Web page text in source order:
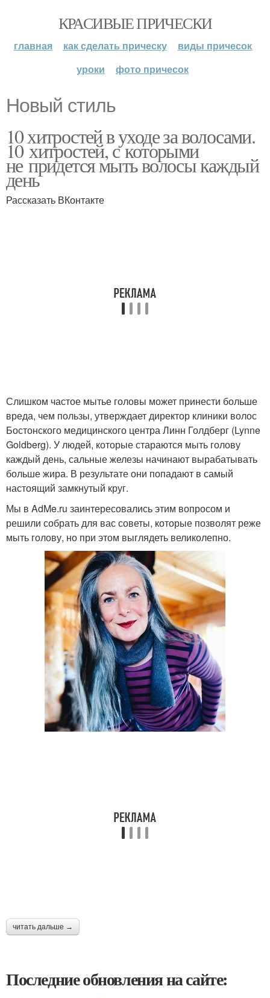
КРАСИВЫЕ ПРИЧЕСКИ
главная как сделать прическу
виды причесок
уроки
фото причесок
Новый стиль
10 хитростей в уходе за волосами.
10 хитростей, с которыми
не придется мыть волосы каждый
день
Рассказать ВКонтакте
Слишком частое мытье головы может принести больше
вреда, чем пользы, утверждает директор клиники волос
Бостонского медицинского центра Линн Голдберг (Lynne
Goldberg). У людей, которые стараются мыть голову
каждый день, сальные железы начинают вырабатывать
больше жира. В результате они попадают в самый
настоящий замкнутый круг.
Мы в AdMe.ru заинтересовались этим вопросом и
решили собрать для вас советы, которые позволят реже
мыть голову, но при этом выглядеть великолепно.
читать дальше →
Последние обновления на сайте: